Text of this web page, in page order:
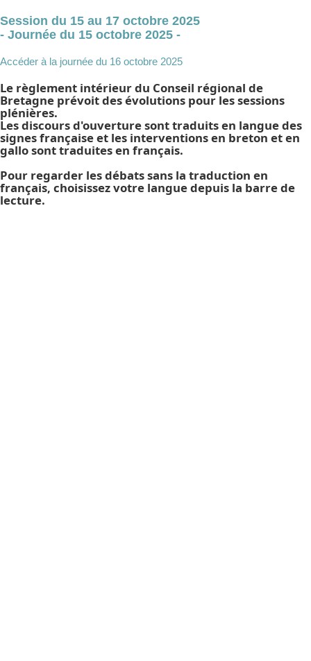
Session du 15 au 17 octobre 2025
- Journée du 15 octobre 2025 -
Accéder à la journée du 16 octobre 2025
Le règlement intérieur du Conseil régional de
Bretagne prévoit des évolutions pour les sessions
plénières.
Les discours d'ouverture sont traduits en langue des
signes française et les interventions en breton et en
gallo sont traduites en français.
Pour regarder les débats sans la traduction en
français, choisissez votre langue depuis la barre de
lecture.